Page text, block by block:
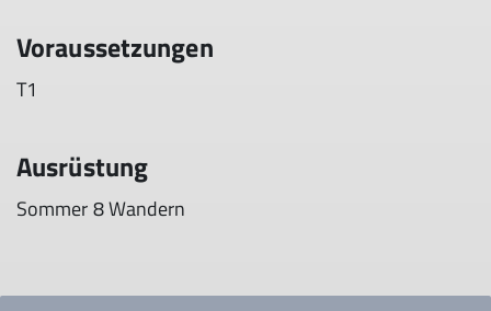
Voraussetzungen
T1
Ausrüstung
Sommer 8 Wandern